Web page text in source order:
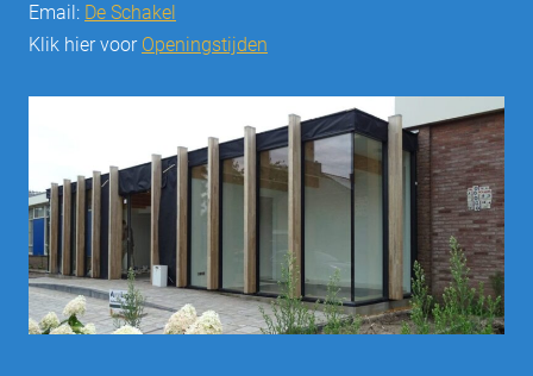
Email: De Schakel
Klik hier voor Openingstijden